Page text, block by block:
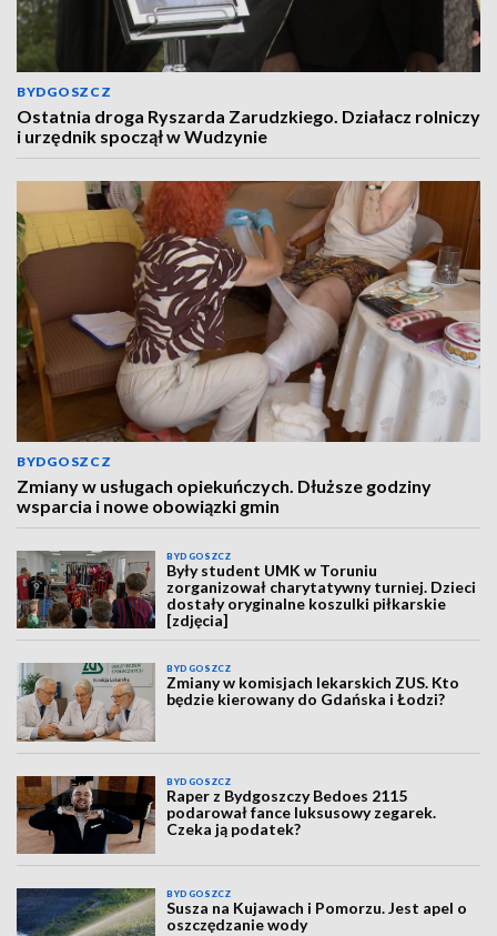
BYDGOSZCZ
Ostatnia droga Ryszarda Zarudzkiego. Działacz rolniczy
i urzędnik spoczął w Wudzynie
BYDGOSZCZ
Zmiany w usługach opiekuńczych. Dłuższe godziny
wsparcia i nowe obowiązki gmin
BYDGOSZCZ
Były student UMK w Toruniu
zorganizował charytatywny turniej. Dzieci
dostały oryginalne koszulki piłkarskie
[zdjęcia]
BYDGOSZCZ
Zmiany w komisjach lekarskich ZUS. Kto
będzie kierowany do Gdańska i Łodzi?
BYDGOSZCZ
Raper z Bydgoszczy Bedoes 2115
podarował fance luksusowy zegarek.
Czeka ją podatek?
BYDGOSZCZ
Susza na Kujawach i Pomorzu. Jest apel o
oszczędzanie wody